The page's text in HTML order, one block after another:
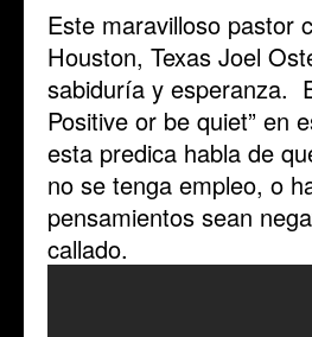
Este maravilloso pastor
Houston, Texas Joel
sabiduría y esperanza.
Positive or be quiet” en
esta predica habla de
no se tenga empleo, o
pensamientos sean
callado.